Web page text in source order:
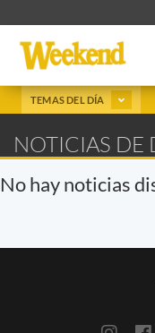
TEMAS DEL DÍA
NOTICIAS DE
No hay noticias